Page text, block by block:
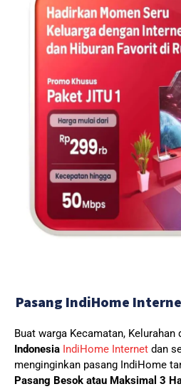
Pasang IndiHome
Buat warga Kecamatan, Kelurahan
Indonesia IndiHome Internet dan
menginginkan pasang IndiHome
Pasang Besok atau Maksimal 3